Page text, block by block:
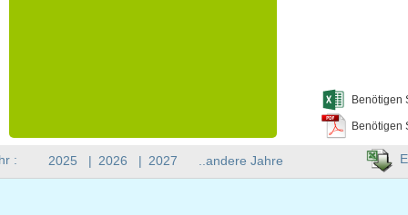
Benötigen
Benötigen
: 2025 | 2026 | 2027 ..andere Jahre